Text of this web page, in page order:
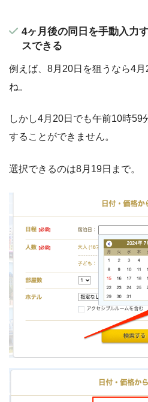
4ヶ月後の同日を手動入力
スできる
例えば、8月20日を狙うなら4
ね。
しかし4月20日でも午前10時59
することができません。
選択できるのは8月19日まで。